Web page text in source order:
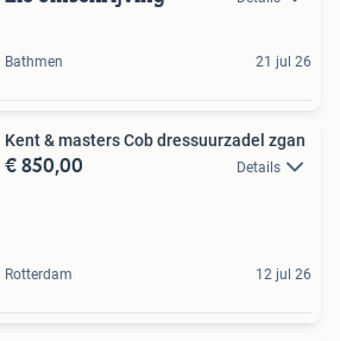
Bathmen 21 jul 26
Kent & masters Cob dressuurzadel zgan
€ 850,00 Details
Rotterdam 12 jul 26